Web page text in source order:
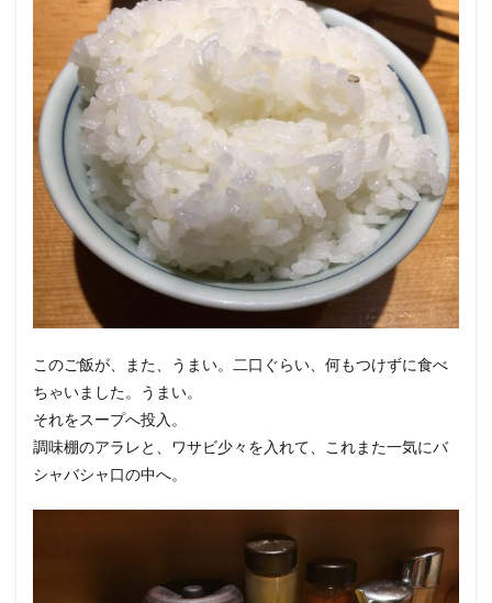
このご飯が、また、うまい。二口ぐらい、何もつけずに食べ
ちゃいました。うまい。
それをスープへ投入。
調味棚のアラレと、ワサビ少々を入れて、これまた一気にバ
シャバシャ口の中へ。